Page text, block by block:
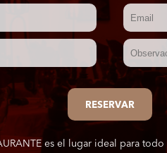
RESERVAR
es el lugar ideal para